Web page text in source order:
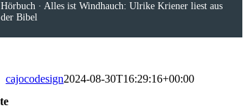
Hörbuch · Alles ist Windhauch: Ulrike Kriener liest aus
der Bibel
cajocodesign2024-08-30T16:29:16+00:00